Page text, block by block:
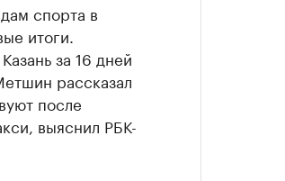
спорта в
итоги.
за 16 дней
рассказал
после
выяснил РБК-